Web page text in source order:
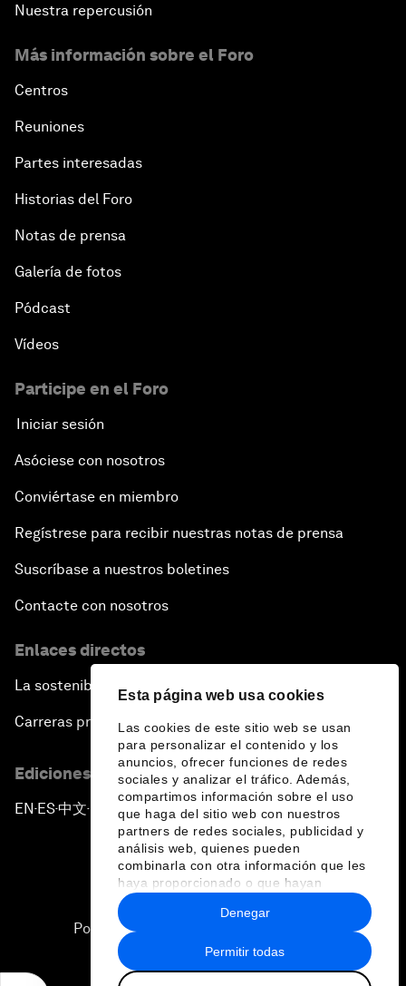
Esta página web usa cookies
Las cookies de este sitio web se usan
para personalizar el contenido y los
anuncios, ofrecer funciones de redes
sociales y analizar el tráfico. Además,
compartimos información sobre el uso
que haga del sitio web con nuestros
partners de redes sociales, publicidad y
análisis web, quienes pueden
combinarla con otra información que les
haya proporcionado o que hayan
recopilado a partir del uso que haya
hecho de sus servicios.
Permitir todas
Denegar
Nuestra repercusión
Más información sobre el Foro
Centros
Reuniones
Partes interesadas
Historias del Foro
Notas de prensa
Galería de fotos
Pódcast
Vídeos
Participe en el Foro
Iniciar sesión
Asóciese con nosotros
Conviértase en miembro
Regístrese para recibir nuestras notas de prensa
Suscríbase a nuestros boletines
Contacte con nosotros
Enlaces directos
La sostenibilidad en el Foro
Carreras profesionales
Ediciones en otros idiomas
EN ▪ES▪中文▪ 日本語
Política de privacidad y normas de uso
Sitemap